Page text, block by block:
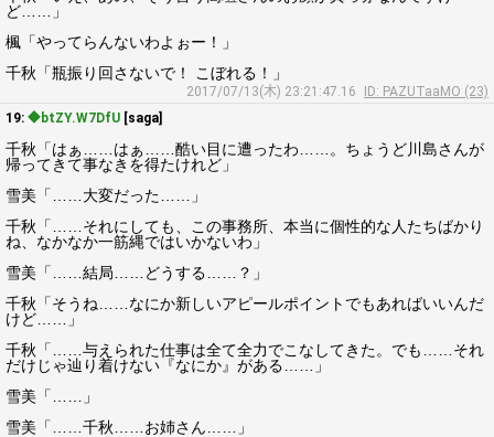
ど……」
楓「やってらんないわよぉー！」
千秋「瓶振り回さないで！ こぼれる！」
2017/07/13(木) 23:21:47.16
ID: PAZUTaaMO (23)
19: ◆btZY.W7DfU [saga]
千秋「はぁ……はぁ……酷い目に遭ったわ……。ちょうど川島さんが
帰ってきて事なきを得たけれど」
雪美「……大変だった……」
千秋「……それにしても、この事務所、本当に個性的な人たちばかり
ね、なかなか一筋縄ではいかないわ」
雪美「……結局……どうする……？」
千秋「そうね……なにか新しいアピールポイントでもあればいいんだ
けど……」
千秋「……与えられた仕事は全て全力でこなしてきた。でも……それ
だけじゃ辿り着けない『なにか』がある……」
雪美「……」
雪美「……千秋……お姉さん……」